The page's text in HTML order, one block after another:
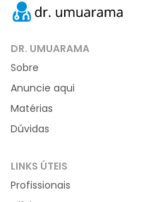
DR. UMUARAMA
Sobre
Anuncie aqui
Matérias
Dúvidas
LINKS ÚTEIS
Profissionais